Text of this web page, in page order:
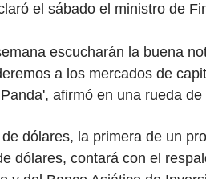
el sábado el ministro de
escucharán la buena
a los mercados de
afirmó en una rueda de
dólares, la primera de un
dólares, contará con el